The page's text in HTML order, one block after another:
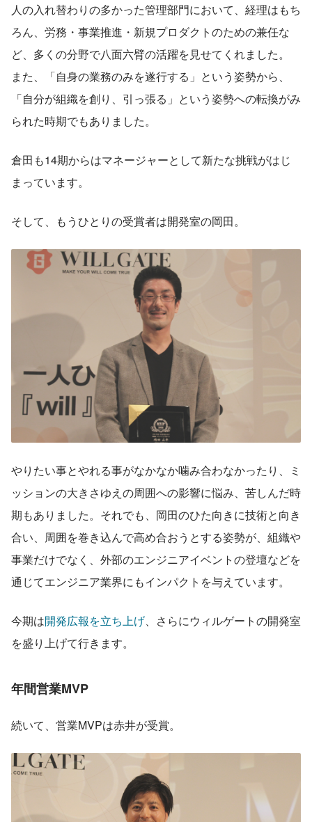
人の入れ替わりの多かった管理部門において、経理はもち
ろん、労務・事業推進・新規プロダクトのための兼任な
ど、多くの分野で八面六臂の活躍を見せてくれました。
また、「自身の業務のみを遂行する」という姿勢から、
「自分が組織を創り、引っ張る」という姿勢への転換がみ
られた時期でもありました。
倉田も14期からはマネージャーとして新たな挑戦がはじ
まっています。
そして、もうひとりの受賞者は開発室の岡田。
やりたい事とやれる事がなかなか噛み合わなかったり、ミ
ッションの大きさゆえの周囲への影響に悩み、苦しんだ時
期もありました。それでも、岡田のひた向きに技術と向き
合い、周囲を巻き込んで高め合おうとする姿勢が、組織や
事業だけでなく、外部のエンジニアイベントの登壇などを
通じてエンジニア業界にもインパクトを与えています。
今期は開発広報を立ち上げ、さらにウィルゲートの開発室
を盛り上げて行きます。
年間営業MVP
続いて、営業MVPは赤井が受賞。